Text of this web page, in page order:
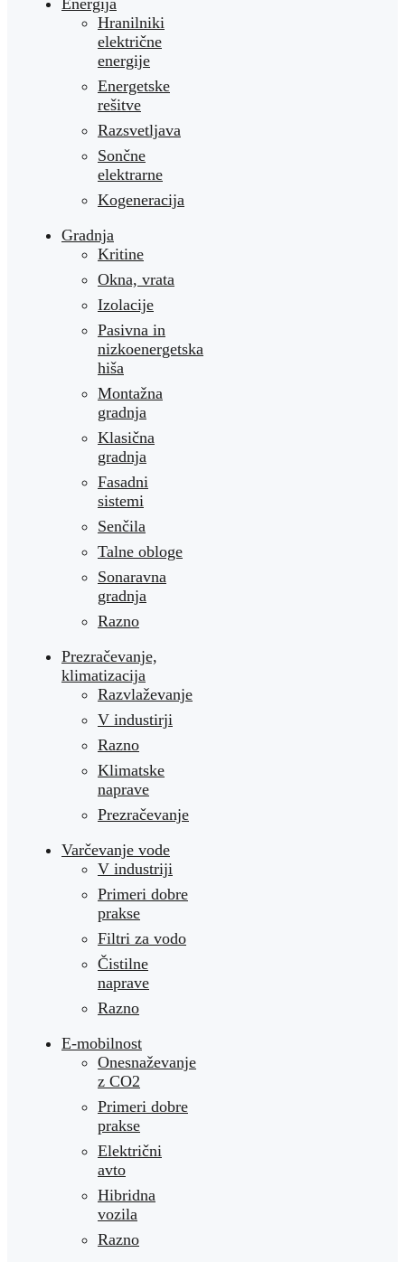
Hranilniki
električne
energije
Energetske
rešitve
Razsvetljava
Sončne
elektrarne
Kogeneracija
Gradnja
Kritine
Okna, vrata
Izolacije
Pasivna in
nizkoenergetska
hiša
Montažna
gradnja
Klasična
gradnja
Fasadni
sistemi
Senčila
Talne obloge
Sonaravna
gradnja
Razno
Prezračevanje,
klimatizacija
Razvlaževanje
V industirji
Razno
Klimatske
naprave
Prezračevanje
Varčevanje vode
V industriji
Primeri dobre
prakse
Filtri za vodo
Čistilne
naprave
Razno
E-mobilnost
Onesnaževanje
z CO2
Primeri dobre
prakse
Električni
avto
Hibridna
vozila
Razno